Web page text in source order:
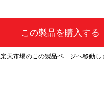
この製品を購入する
楽天市場のこの製品ページへ移動し